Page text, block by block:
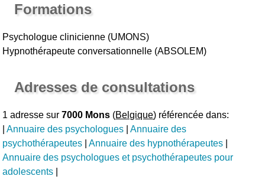
Formations
Psychologue clinicienne (UMONS)
Hypnothérapeute conversationnelle (ABSOLEM)
Adresses de consultations
1 adresse sur7000 Mons (Belgique) référencée dans:
|Annuaire des psychologues |Annuaire des
psychothérapeutes |Annuaire des hypnothérapeutes
Annuaire des psychologues et psychothérapeutes pour
adolescents